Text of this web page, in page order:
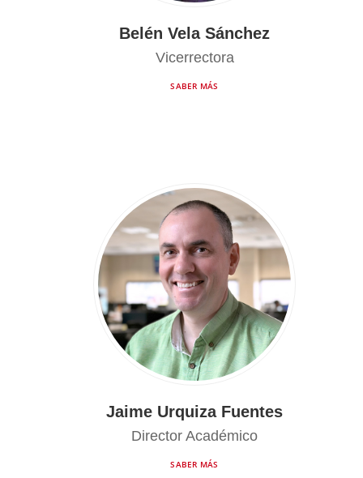
Belén Vela Sánchez
Vicerrectora
SABER MÁS
Jaime Urquiza Fuentes
Director Académico
SABER MÁS